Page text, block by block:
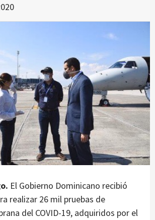
El Gobierno Dominicano recibió
realizar 26 mil pruebas de
del COVID-19, adquiridos por el